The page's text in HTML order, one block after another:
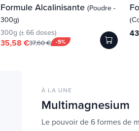
Formule Alcalinisante(Poudre -
300g)
300g (± 66 doses)
-5%
35,58 €37,60 €
À LA UNE
Multimagnesium
Le pouvoir de 6 formes de